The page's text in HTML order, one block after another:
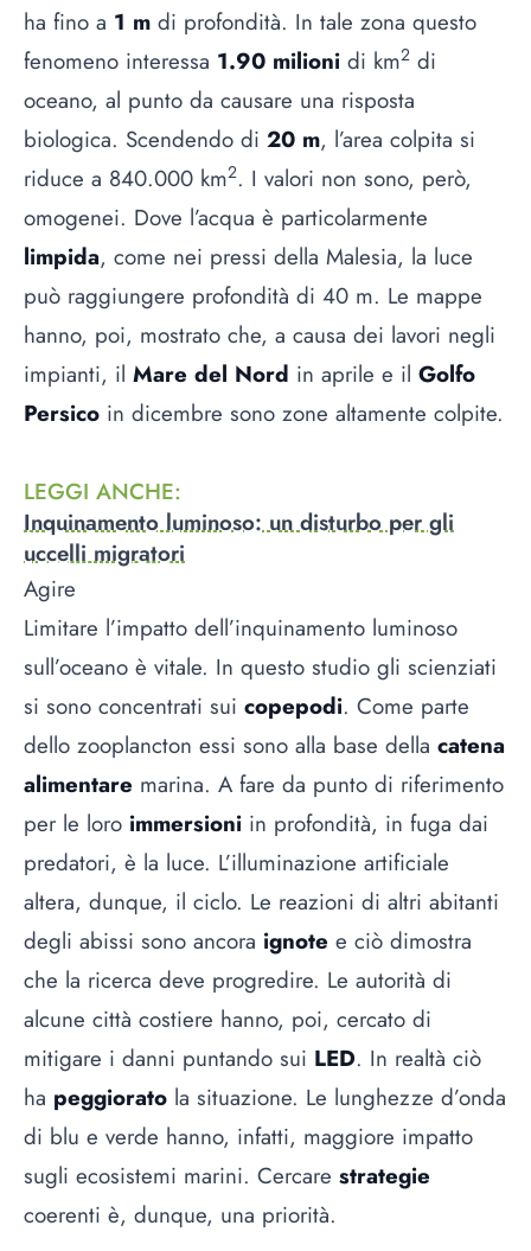
ha fino a 1 m di profondità. In tale zona questo
fenomeno interessa 1.90 milioni di km2 di
oceano, al punto da causare una risposta
biologica. Scendendo di 20 m, l’area colpita si
riduce a 840.000 km2. I valori non sono, però,
omogenei. Dove l’acqua è particolarmente
limpida, come nei pressi della Malesia, la luce
può raggiungere profondità di 40 m. Le mappe
hanno, poi, mostrato che, a causa dei lavori negli
impianti, il Mare del Nord in aprile e il Golfo
Persico in dicembre sono zone altamente colpite.
LEGGI ANCHE:
Inquinamento luminoso: un disturbo per gli
uccelli migratori
Agire
Limitare l’impatto dell’inquinamento luminoso
sull’oceano è vitale. In questo studio gli scienziati
si sono concentrati sui copepodi. Come parte
dello zooplancton essi sono alla base della catena
alimentare marina. A fare da punto di riferimento
per le loro immersioni in profondità, in fuga dai
predatori, è la luce. L’illuminazione artificiale
altera, dunque, il ciclo. Le reazioni di altri abitanti
degli abissi sono ancora ignote e ciò dimostra
che la ricerca deve progredire. Le autorità di
alcune città costiere hanno, poi, cercato di
mitigare i danni puntando sui LED. In realtà ciò
ha peggiorato la situazione. Le lunghezze d’onda
di blu e verde hanno, infatti, maggiore impatto
sugli ecosistemi marini. Cercare strategie
coerenti è, dunque, una priorità.